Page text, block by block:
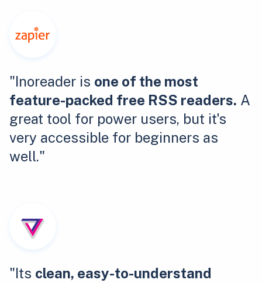
"Inoreader is one of the most
feature-packed free RSS readers. A
great tool for power users, but it's
very accessible for beginners as
well."
"Its clean, easy-to-understand